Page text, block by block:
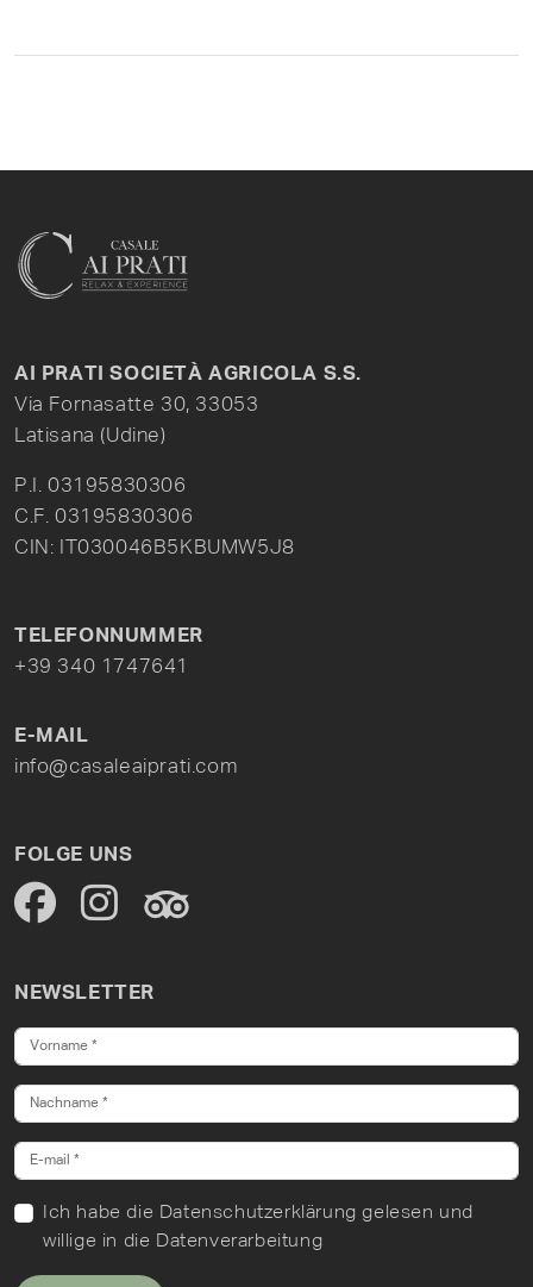
AI PRATI SOCIETÀ AGRICOLA S.S.
Via Fornasatte 30, 33053
Latisana (Udine)
P.I. 03195830306
C.F. 03195830306
CIN: IT030046B5KBUMW5J8
TELEFONNUMMER
+39 340 1747641
E-MAIL
info@casaleaiprati.com
FOLGE UNS
NEWSLETTER
Ich habe die Datenschutzerklärung gelesen und
willige in die Datenverarbeitung